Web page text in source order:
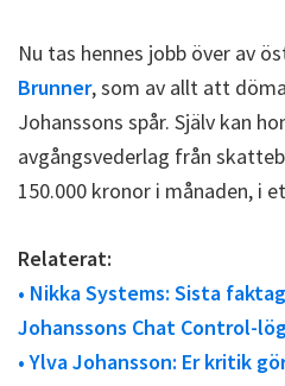
Nu tas hennes jobb över av
Brunner, som av allt att
Johanssons spår. Själv kan
avgångsvederlag från
150.000 kronor i månaden, i
Relaterat:
• Nikka Systems: Sista
Johanssons Chat Control-
• Ylva Johansson: Er kritik